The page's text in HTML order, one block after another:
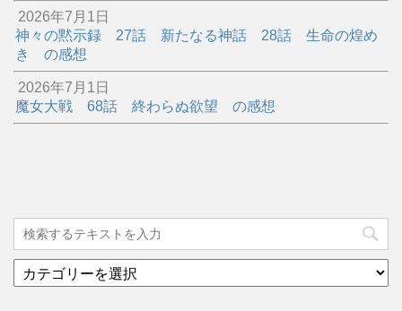
2026年7月1日
神々の黙示録 27話 新たなる神話 28話 生命の煌め
き の感想
2026年7月1日
魔女大戦 68話 終わらぬ欲望 の感想
テ